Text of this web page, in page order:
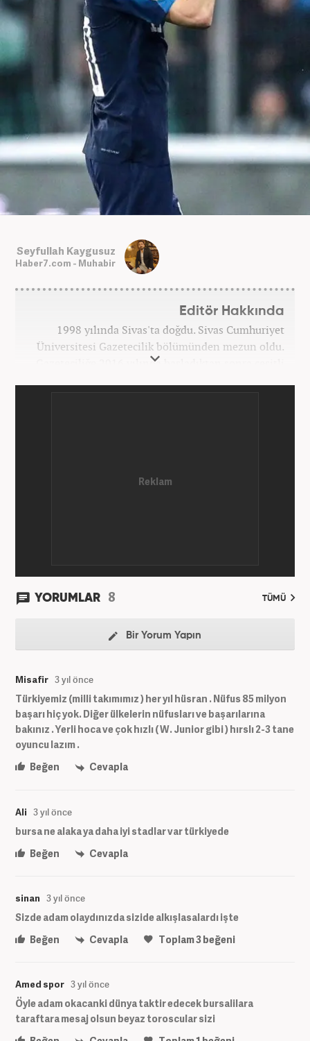
Seyfullah Kaygusuz
Haber7.com - Muhabir
Editör Hakkında
1998 yılında Sivas'ta doğdu. Sivas Cumhuriyet
Üniversitesi Gazetecilik bölümünden mezun oldu.
Gazeteciliğe 2016 yılında başladıktan sonra çeşitli
YORUMLAR 8 TÜMÜ
Bir Yorum Yapın
Misafir 3 yıl önce
Türkiyemiz (milli takımımız ) her yıl hüsran . Nüfus 85 milyon
başarı hiç yok. Diğer ülkelerin nüfusları ve başarılarına
bakınız . Yerli hoca ve çok hızlı ( W. Junior gibi ) hırslı 2-3 tane
oyuncu lazım .
Beğen
Cevapla
Ali 3 yıl önce
bursa ne alaka ya daha iyi stadlar var türkiyede
Beğen
Cevapla
sinan 3 yıl önce
Sizde adam olaydınızda sizide alkışlasalardı işte
Beğen
Cevapla Toplam3beğeni
Amed spor 3 yıl önce
Öyle adam okacanki dünya taktir edecek bursalilara
taraftara mesaj olsun beyaz toroscular sizi